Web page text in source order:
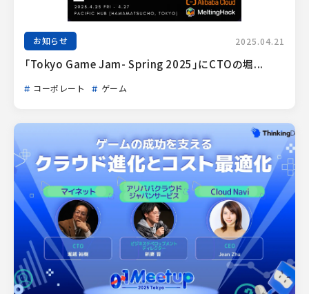
お知らせ 2025.04.21
「Tokyo Game Jam- Spring 2025」にCTOの堀...
コーポレート ゲーム